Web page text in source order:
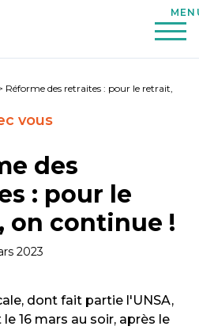
Réforme des retraites : pour le retrait,
vous
des
: pour le
on continue !
2023
dont fait partie l'UNSA,
16 mars au soir, après le